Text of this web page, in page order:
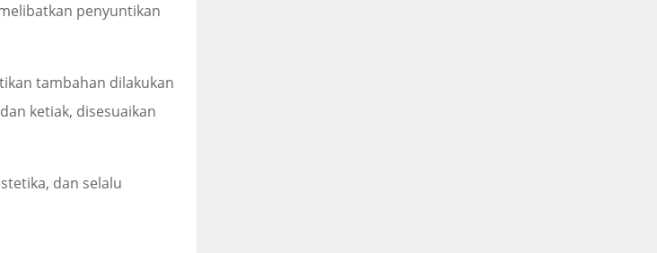
penyuntikan
tambahan dilakukan
ketiak, disesuaikan
dan selalu